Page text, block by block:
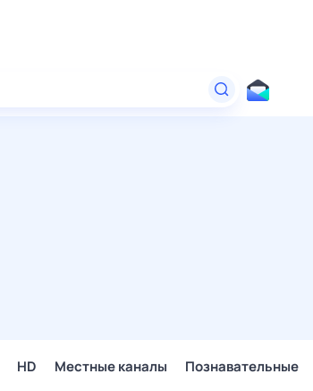
HD Местные каналы Познавательные